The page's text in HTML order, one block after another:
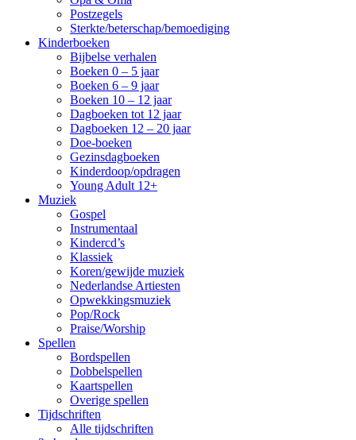
Postzegels
Sterkte/beterschap/bemoediging
Kinderboeken
Bijbelse verhalen
Boeken 0 – 5 jaar
Boeken 6 – 9 jaar
Boeken 10 – 12 jaar
Dagboeken tot 12 jaar
Dagboeken 12 – 20 jaar
Doe-boeken
Gezinsdagboeken
Kinderdoop/opdragen
Young Adult 12+
Muziek
Gospel
Instrumentaal
Kindercd’s
Klassiek
Koren/gewijde muziek
Nederlandse Artiesten
Opwekkingsmuziek
Pop/Rock
Praise/Worship
Spellen
Bordspellen
Dobbelspellen
Kaartspellen
Overige spellen
Tijdschriften
Alle tijdschriften